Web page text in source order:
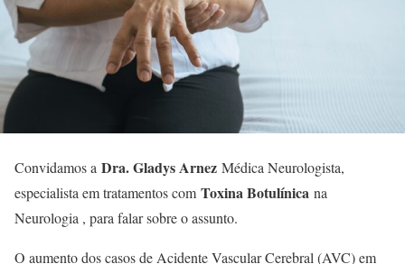
Convidamos a Dra. Gladys Arnez Médica Neurologista,
especialista em tratamentos com Toxina Botulínica na
Neurologia , para falar sobre o assunto.
O aumento dos casos de Acidente Vascular Cerebral (AVC) em